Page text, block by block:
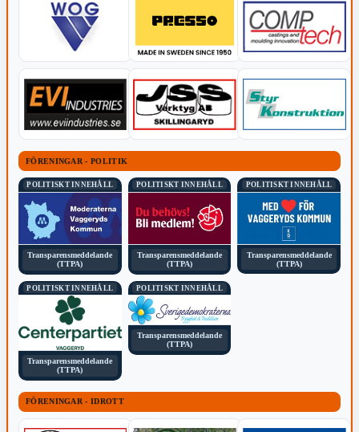
FÖRENINGAR - POLITIK
POLITISKT INNEHÅLL
Transparensmeddelande
(TTPA)
POLITISKT INNEHÅLL
Transparensmeddelande
(TTPA)
POLITISKT INNEHÅLL
Transparensmeddelande
(TTPA)
POLITISKT INNEHÅLL
Transparensmeddelande
(TTPA)
POLITISKT INNEHÅLL
Transparensmeddelande
(TTPA)
FÖRENINGAR - IDROTT